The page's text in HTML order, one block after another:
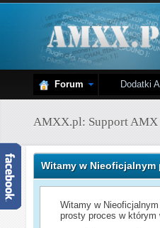
Forum Dodatki
AMXX.pl: Support
Witamy w
Witamy w
prosty proces w którym